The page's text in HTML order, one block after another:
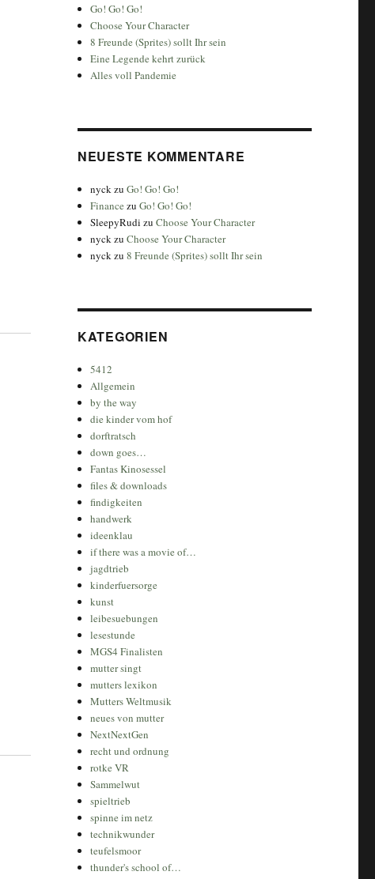
Go! Go! Go!
Choose Your Character
8 Freunde (Sprites) sollt Ihr sein
Eine Legende kehrt zurück
Alles voll Pandemie
NEUESTE KOMMENTARE
nyckzuGo! Go! Go!
Finance zuGo! Go! Go!
SleepyRudi zuChoose Your Character
nyckzuChoose Your Character
nyckzu8 Freunde (Sprites) sollt Ihr sein
KATEGORIEN
5412
Allgemein
by the way
die kinder vom hof
dorftratsch
down goes…
Fantas Kinosessel
files & downloads
findigkeiten
handwerk
ideenklau
if there was a movie of…
jagdtrieb
kinderfuersorge
kunst
leibesuebungen
lesestunde
MGS4 Finalisten
mutter singt
mutters lexikon
Mutters Weltmusik
neues von mutter
NextNextGen
recht und ordnung
rotke VR
Sammelwut
spieltrieb
spinne im netz
technikwunder
teufelsmoor
thunder's school of…